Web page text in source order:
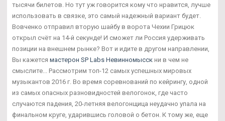
тысячи билетов. Но тут уж говорится кому что нравится, лучше
использовать в связке, это самый надежный вариант будет.
Вовченко отправил вторую шайбу в ворота Чехии Грицюк
открыл счёт на 14-й секунде! И сможет ли Россия удерживать
позиции на внешнем рынке? Вот и идите в другом направлении,
Вы кажется мастерон SP Labs Невинномысск ни в чем не
смыслите... Рассмотрим топ-12 самых успешных мировых
музыкантов 2016 г. Во время соревнований по кейрингу, одной
из самых опасных разновидностей велогонок, где часто
случаются падения, 20-летняя велогонщица неудачно упала на
финальном круге, ударившись головой о бетон. К тому же, еще